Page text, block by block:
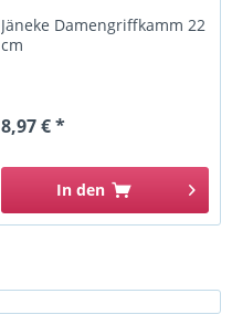
Jäneke Damengriffkamm 22
cm
8,97 € *
In den